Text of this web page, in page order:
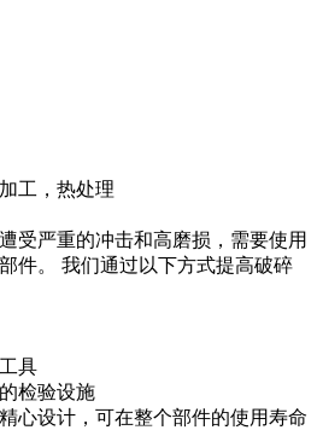
工，热处理
受严重的冲击和高磨损，需要使用
件。 我们通过以下方式提高破碎
具
检验设施
心设计，可在整个部件的使用寿命